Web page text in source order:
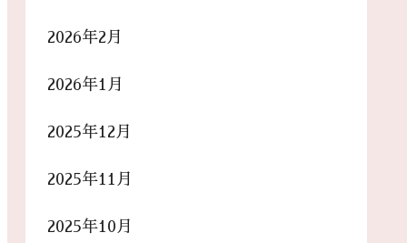
2026年2月
2026年1月
2025年12月
2025年11月
2025年10月